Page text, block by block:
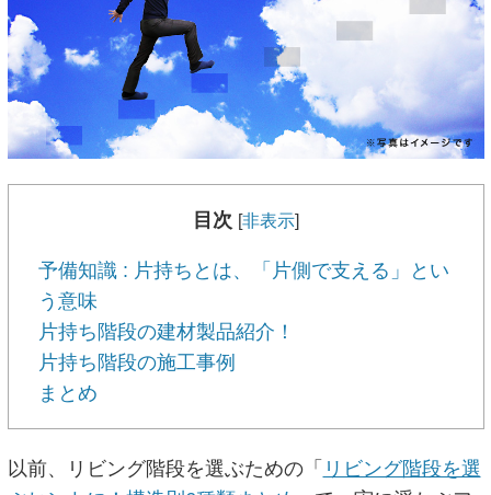
目次 [非表示]
予備知識 : 片持ちとは、「片側で支える」とい
う意味
片持ち階段の建材製品紹介！
片持ち階段の施工事例
まとめ
以前、リビング階段を選ぶための「 リビング階段を選